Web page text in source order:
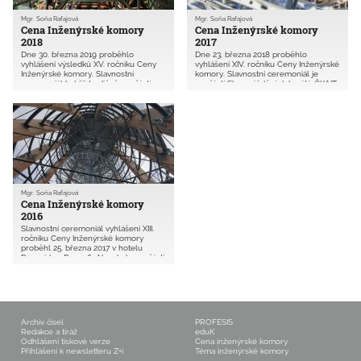
Cena Inženýrské komory
2018
Mgr. Soňa Rafajová
Dne 30. března 2019 proběhlo
vyhlášení výsledků XV. ročníku Ceny
Inženýrské komory. Slavnostní
ceremoniál byl již tradičně součástí
2004 do roku 2018 se této soutěžní
přehlídky zúčastnilo již 227
inženýrských týmů se svými projekty či
stavbami.
Cena Inženýrské komory
2017
Mgr. Soňa Rafajová
Dne 23. března 2018 proběhlo
vyhlášení XIV. ročníku Ceny Inženýrské
komory. Slavnostní ceremoniál je
součástí Shromáždění delegátů ČKAIT.
Cena Inženýrské komory
2016
Mgr. Soňa Rafajová
Slavnostní ceremoniál vyhlášení XIII.
ročníku Ceny Inženýrské komory
proběhl 25. března 2017 v hotelu
Pyramida v Praze 6. Akce byla součástí
Archiv čísel
Redakce a tiráž
Odhlášení tiskové verze
Přihlášení k newsletteru Z+i
PROFESIS
eduK
Cena inženýrské komory
Téma inženýrské komory